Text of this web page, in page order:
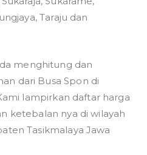
Taraju dan
menghitung dan
dari Busa Spon di
lampirkan daftar harga
ketebalan nya di wilayah
Tasikmalaya Jawa